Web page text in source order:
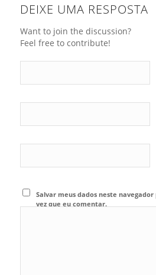
DEIXE UMA RESPOSTA
Want to join the discussion?
Feel free to contribute!
Salvar meus dados neste
vez que eu comentar.